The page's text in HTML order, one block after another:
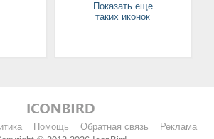
Показать еще
таких иконок
Помощь Обратная связь
Реклама